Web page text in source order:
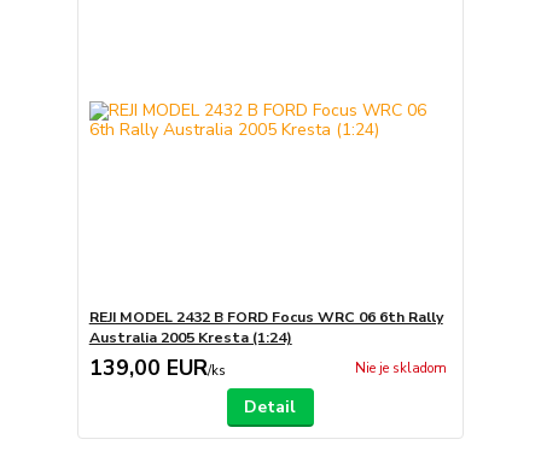
REJI MODEL 2432 B FORD Focus WRC 06 6th Rally
Australia 2005 Kresta (1:24)
139,00 EUR/ks Nie je skladom
Detail